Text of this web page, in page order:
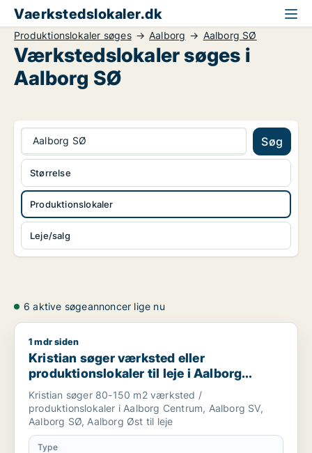
Vaerkstedslokaler.dk
Produktionslokaler søges Aalborg Aalborg SØ
Værkstedslokaler søges i
Aalborg SØ
Aalborg SØ Søg
Produktionslokaler
Leje/salg
Størrelse
6 aktive søgeannoncer lige nu
Kristian søger værksted eller produktionslokaler til leje i
1 mdr siden
Kristian søger værksted eller
produktionslokaler til leje i Aalborg
Centrum, Aalborg SV eller Aalborg SØ
m.fl.
Kristian søger 80-150 m2 værksted /
produktionslokaler i Aalborg Centrum, Aalborg SV,
Aalborg SØ, Aalborg Øst til leje
Type